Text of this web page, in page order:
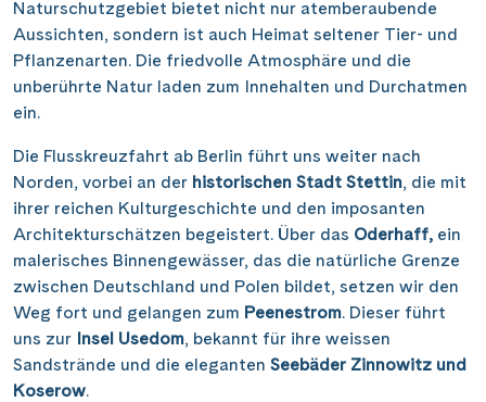
Naturschutzgebiet bietet nicht nur atemberaubende
Aussichten, sondern ist auch Heimat seltener Tier- und
Pflanzenarten. Die friedvolle Atmosphäre und die
unberührte Natur laden zum Innehalten und Durchatmen
ein.
Die Flusskreuzfahrt ab Berlin führt uns weiter nach
Norden, vorbei an der historischen Stadt Stettin, die mit
ihrer reichen Kulturgeschichte und den imposanten
Architekturschätzen begeistert. Über das Oderhaff, ein
malerisches Binnengewässer, das die natürliche Grenze
zwischen Deutschland und Polen bildet, setzen wir den
Weg fort und gelangen zum Peenestrom. Dieser führt
uns zur Insel Usedom, bekannt für ihre weissen
Sandstrände und die eleganten Seebäder Zinnowitz und
Koserow.